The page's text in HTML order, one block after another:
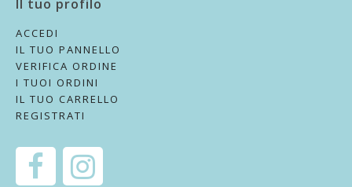
Il tuo profilo
ACCEDI
IL TUO PANNELLO
VERIFICA ORDINE
I TUOI ORDINI
IL TUO CARRELLO
REGISTRATI